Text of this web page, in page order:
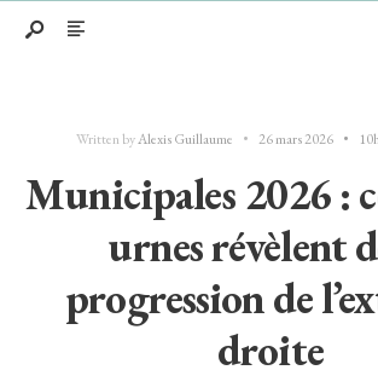
Written byAlexis Guillaume • 26 mars 2026 •
Municipales 2026 :
urnes révèlent
progression de
droite